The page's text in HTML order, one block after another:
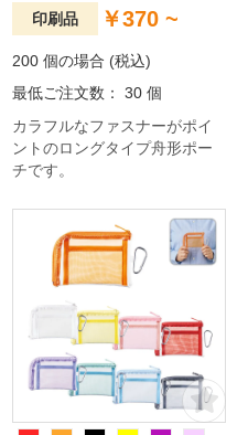
印刷品 ￥370 ~
200 個の場合 (税込)
最低ご注文数： 30 個
カラフルなファスナーがポイ
ントのロングタイプ舟形ポー
チです。